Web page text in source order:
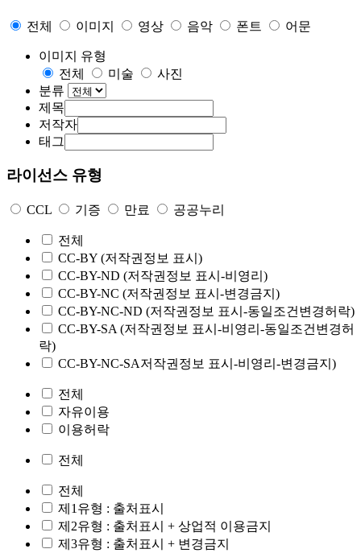
전체 이미지 영상 음악 폰트 어문
이미지 유형
전체
미술
사진
분류
제목
저작자
태그
라이선스 유형
CCL 기증 만료 공공누리
전체
CC-BY (저작권정보 표시)
CC-BY-ND (저작권정보 표시-비영리)
CC-BY-NC (저작권정보 표시-변경금지)
CC-BY-NC-ND (저작권정보 표시-동일조건변경허락)
CC-BY-SA (저작권정보 표시-비영리-동일조건변경허
락)
CC-BY-NC-SA저작권정보 표시-비영리-변경금지)
전체
자유이용
이용허락
전체
전체
제1유형 : 출처표시
제2유형 : 출처표시 + 상업적 이용금지
제3유형 : 출처표시 + 변경금지